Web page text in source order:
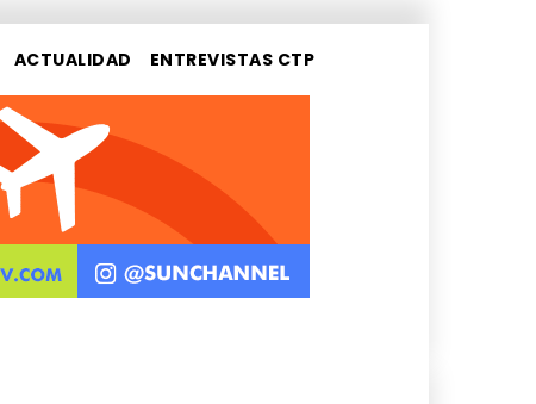
ACTUALIDAD ENTREVISTAS CTP